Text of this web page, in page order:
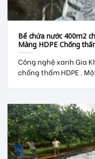
Bể chứa nước 400m2
Màng HDPE Chống
Công nghệ xanh Gia
chống thấm HDPE .